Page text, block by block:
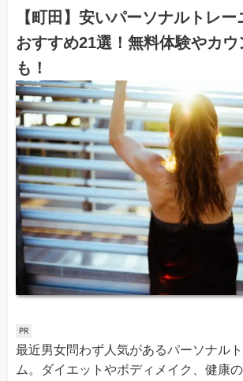
【町田】安いパーソナルトレ
おすすめ21選！無料体験やカ
も！
最近男女問わず人気があるパーソナル
ム。ダイエットやボディメイク、健康